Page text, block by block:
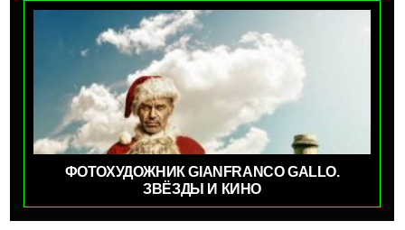
ФОТОХУДОЖНИК GIANFRANCO GALLO.
ЗВЁЗДЫ И КИНО